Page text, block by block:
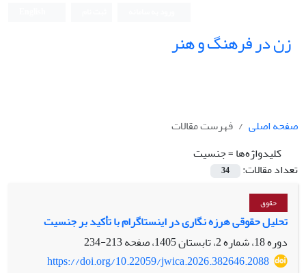
زن در فرهنگ و هنر
صفحه اصلی
فهرست مقالات
کلیدواژه‌ها =جنسیت
تعداد مقالات:
34
حقوق
تحلیل حقوقی هرزه نگاری در اینستاگرام با تأکید بر جنسیت
دوره 18، شماره 2، تابستان 1405، صفحه
213-234
https://doi.org/10.22059/jwica.2026.382646.2088